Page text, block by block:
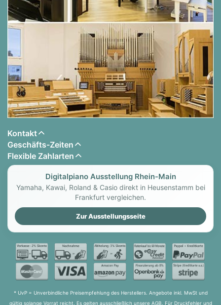
Kontakt
Geschäfts-Zeiten
Flexible Zahlarten
Digitalpiano Ausstellung Rhein-Main
Yamaha, Kawai, Roland & Casio direkt in Heusenstamm bei
Frankfurt vergleichen.
Zur Ausstellungsseite
* UvP = Unverbindliche Preisempfehlung des Herstellers. Angebote inkl. MwSt und
gültig solange Vorrat reicht. Es gelten ausschließlich unsere AGB. Für Druckfehler und